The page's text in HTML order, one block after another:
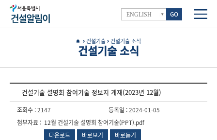
ENGLISH GO
건설기술 건설기술 소식
건설기술 소식
건설기술 설명회 참여기술 정보지 게재(2023년 12월)
조회수 :2147 등록일 :2024-01-05
첨부자료 : 12월 건설기술 설명회 참여기술(PPT).pdf
다운로드
바로보기 바로듣기